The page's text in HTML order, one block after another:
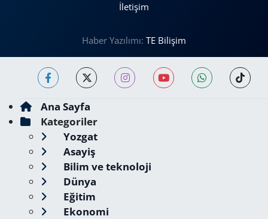
İletişim
Haber Yazılımı: TE Bilişim
Ana Sayfa
Kategoriler
Yozgat
Asayiş
Bilim ve teknoloji
Dünya
Eğitim
Ekonomi